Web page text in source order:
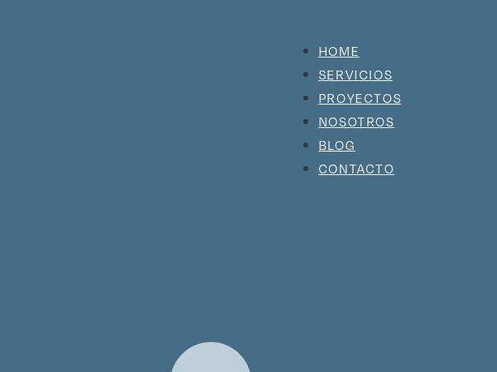
HOME
SERVICIOS
PROYECTOS
NOSOTROS
BLOG
CONTACTO